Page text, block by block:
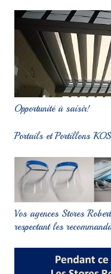
Opportunité à saisir!
Portails et Portillons
Vos agences Stores
respectant les